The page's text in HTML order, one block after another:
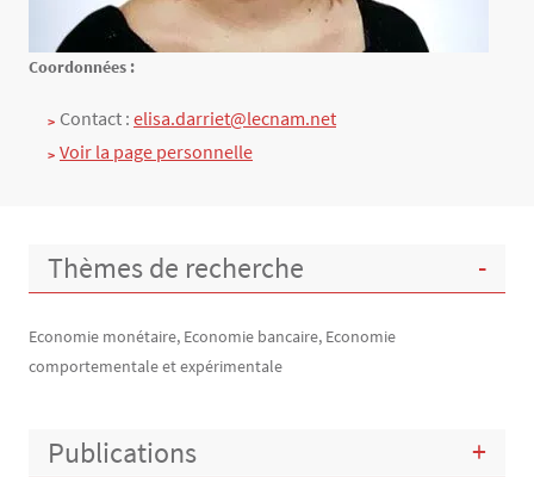
Texte
Coordonnées :
Contact : elisa.darriet@lecnam.net
Voir la page personnelle
Thèmes de recherche
Economie monétaire, Economie bancaire, Economie
comportementale et expérimentale
Publications